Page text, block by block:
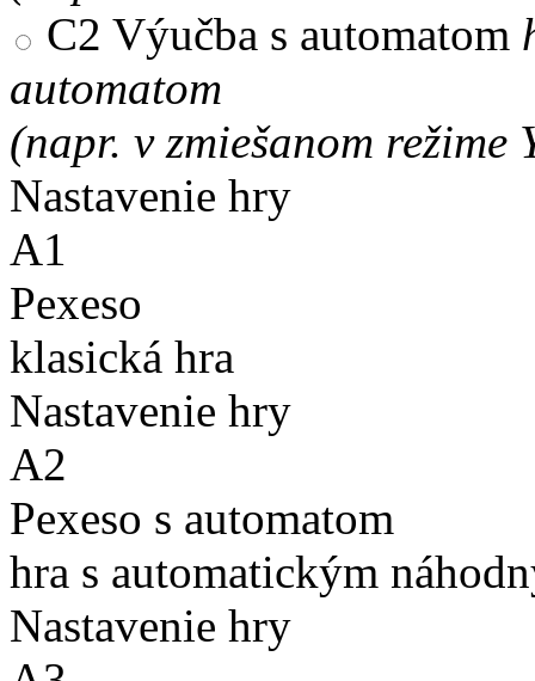
C2 Výučba s automatom
automatom
(napr. v zmiešanom režime
Nastavenie hry
A1
Pexeso
klasická hra
Nastavenie hry
A2
Pexeso s automatom
hra s automatickým
Nastavenie hry